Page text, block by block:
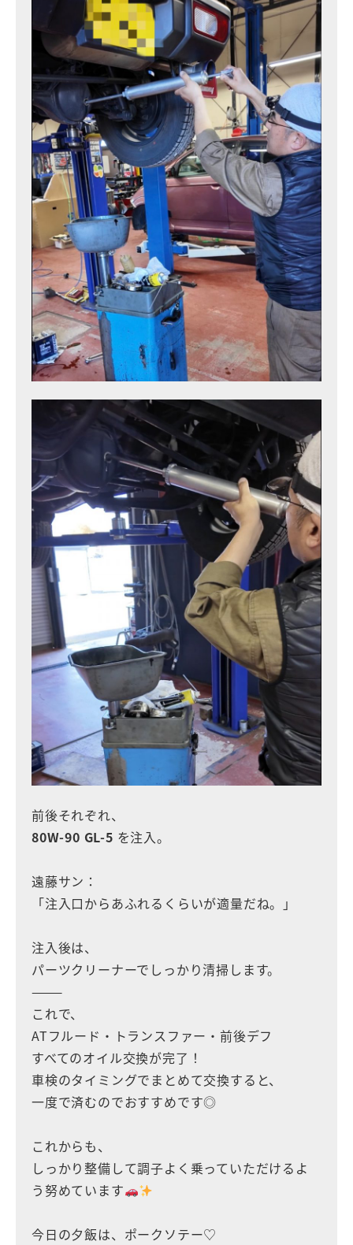
前後それぞれ、
80W-90 GL-5 を注入。
遠藤サン：
「注入口からあふれるくらいが適量だね。」
注入後は、
パーツクリーナーでしっかり清掃します。
⸻
これで、
ATフルード・トランスファー・前後デフ
すべてのオイル交換が完了！
車検のタイミングでまとめて交換すると、
一度で済むのでおすすめです◎
これからも、
しっかり整備して調子よく乗っていただけるよ
う努めています
今日の夕飯は、ポークソテー♡